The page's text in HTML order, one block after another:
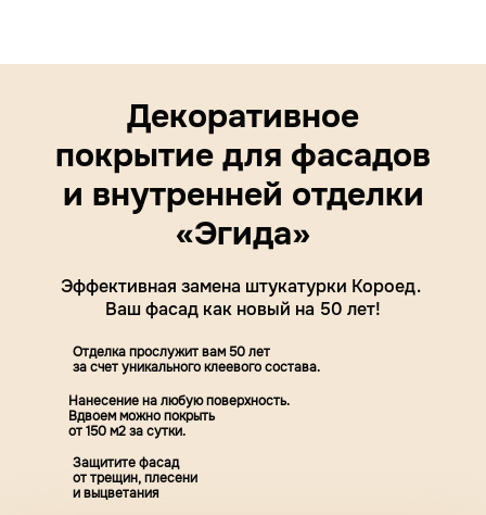
Декоративное
покрытие для фасадов
и внутренней отделки
«Эгида»
Эффективная замена штукатурки Короед.
Ваш фасад как новый на 50 лет!
Отделка прослужит вам 50 лет
за счет уникального клеевого состава.
Нанесение на любую поверхность.
Вдвоем можно покрыть
от 150 м2 за сутки.
Защитите фасад
от трещин, плесени
и выцветания